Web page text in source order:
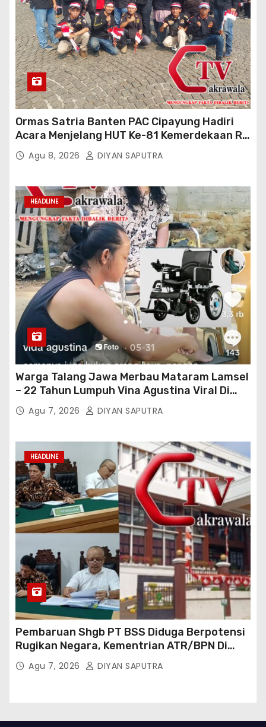
Ormas Satria Banten PAC Cipayung Hadiri
Acara Menjelang HUT Ke-81 Kemerdekaan RI
Di Silang Monas
Agu 8, 2026 DIYAN SAPUTRA
HEADLINE
Warga Talang Jawa Merbau Mataram Lamsel
– 22 Tahun Lumpuh Vina Agustina Viral Di
Tiktok Inginkan Kursi Roda Listrik, Kepala
Perwakilan Provinsi Lampung Media
Bertindak
Agu 7, 2026 DIYAN SAPUTRA
HEADLINE
Pembaruan Shgb PT BSS Diduga Berpotensi
Rugikan Negara, Kementrian ATR/BPN Di
Gugat Di PTUN Jakarta
Agu 7, 2026 DIYAN SAPUTRA